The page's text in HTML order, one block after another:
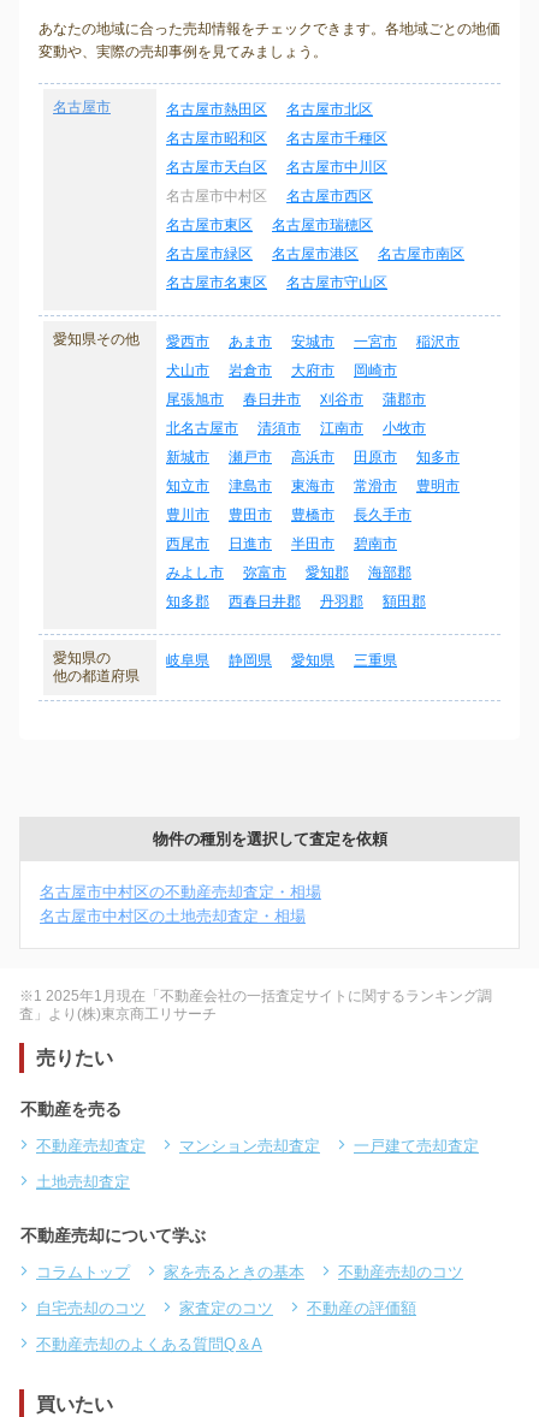
あなたの地域に合った売却情報をチェックできます。各地域ごとの地価
変動や、実際の売却事例を見てみましょう。
名古屋市 名古屋市熱田区
名古屋市北区
名古屋市昭和区
名古屋市千種区
名古屋市天白区
名古屋市中川区
名古屋市中村区
名古屋市西区
名古屋市東区
名古屋市瑞穂区
名古屋市緑区
名古屋市港区
名古屋市南区
名古屋市名東区
名古屋市守山区
愛知県その他 愛西市 あま市 安城市 一宮市
稲沢市
犬山市
岩倉市 大府市
岡崎市
尾張旭市
春日井市 刈谷市
蒲郡市
北名古屋市
清須市 江南市
小牧市
新城市
瀬戸市 高浜市 田原市
知多市
知立市
津島市 東海市 常滑市
豊明市
豊川市
豊田市 豊橋市
長久手市
西尾市
日進市 半田市
碧南市
みよし市
弥富市 愛知郡
海部郡
知多郡
西春日井郡 丹羽郡 額田郡
愛知県の
他の都道府県
岐阜県 静岡県 愛知県 三重県
物件の種別を選択して査定を依頼
名古屋市中村区の不動産売却査定・相場
名古屋市中村区の土地売却査定・相場
※1 2025年1月現在「不動産会社の一括査定サイトに関するランキング調
査」より(株)東京商工リサーチ
売りたい
不動産を売る
不動産売却査定 マンション売却査定
一戸建て売却査定
土地売却査定
不動産売却について学ぶ
コラムトップ 家を売るときの基本
不動産売却のコツ
自宅売却のコツ
家査定のコツ
不動産の評価額
不動産売却のよくある質問Q＆A
買いたい